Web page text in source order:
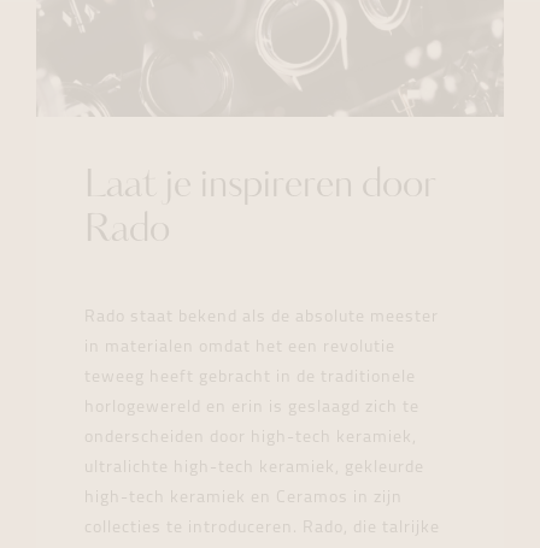
Laat je inspireren door
Rado
Rado staat bekend als de absolute meester
in materialen omdat het een revolutie
teweeg heeft gebracht in de traditionele
horlogewereld en erin is geslaagd zich te
onderscheiden door high-tech keramiek,
ultralichte high-tech keramiek, gekleurde
high-tech keramiek en Ceramos in zijn
collecties te introduceren. Rado, die talrijke